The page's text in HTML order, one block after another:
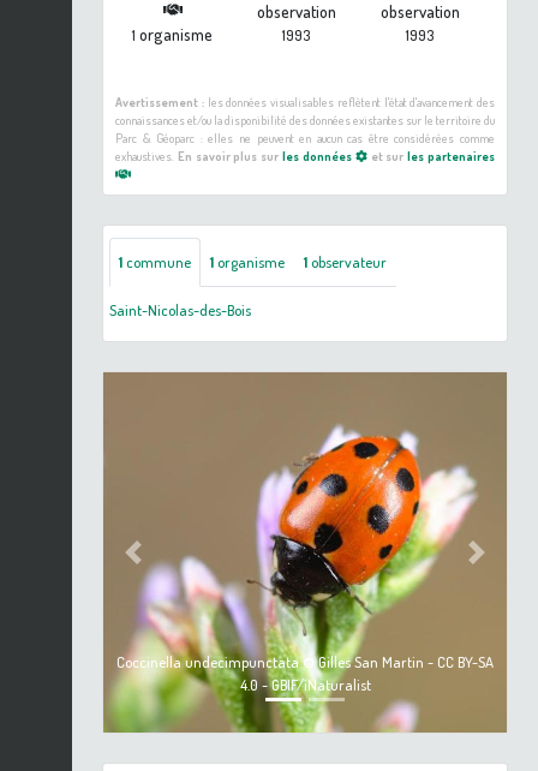
1 organisme
observation
1993
observation
1993
Avertissement :les données visualisables reflètent l'état d'avancement des
connaissances et/ou la disponibilité des données existantes sur le territoire du
Parc & Géoparc : elles ne peuvent en aucun cas être considérées comme
exhaustives. En savoir plus sur les données et surles partenaires
1commune 1organisme 1observateur
Saint-Nicolas-des-Bois
Coccinella undecimpunctata © Gilles San Martin - CC BY-SA
4.0 - GBIF/iNaturalist
Previous Next